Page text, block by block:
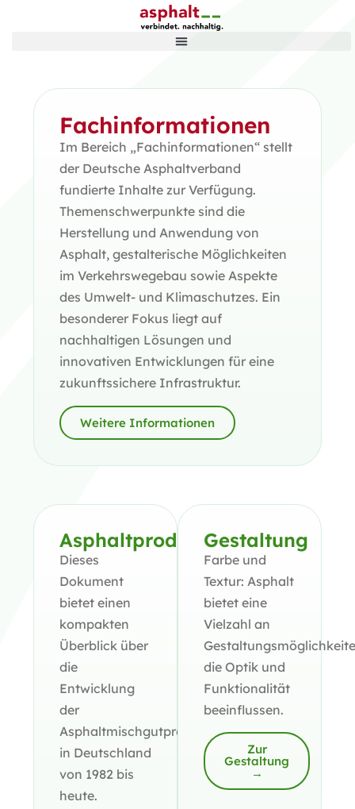
Fachinformationen
Im Bereich „Fachinformationen“ stellt
der Deutsche Asphaltverband
fundierte Inhalte zur Verfügung.
Themenschwerpunkte sind die
Herstellung und Anwendung von
Asphalt, gestalterische Möglichkeiten
im Verkehrswegebau sowie Aspekte
des Umwelt- und Klimaschutzes. Ein
besonderer Fokus liegt auf
nachhaltigen Lösungen und
innovativen Entwicklungen für eine
zukunftssichere Infrastruktur.
Weitere Informationen
Asphaltproduktion
Dieses
Dokument
bietet einen
kompakten
Überblick über
die
Entwicklung
der
Asphaltmischgutproduktion
in Deutschland
von 1982 bis
heute.
Gestaltung
Farbe und
Textur: Asphalt
bietet eine
Vielzahl an
die Optik und
Funktionalität
beeinflussen.
Zur
Gestaltung
→